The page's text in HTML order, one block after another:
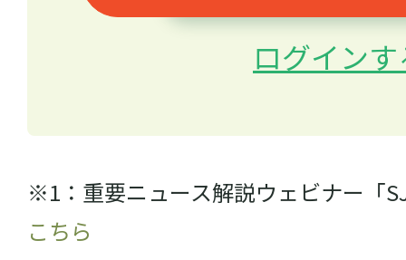
ログイン
※1：重要ニュース解説ウェビナー「
こちら